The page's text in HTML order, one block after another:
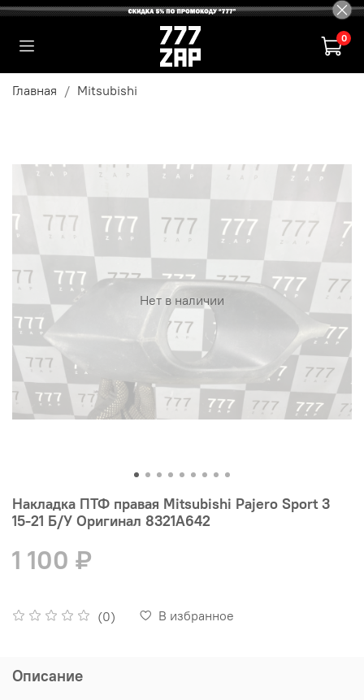
0
Главная Mitsubishi
Нет в наличии
Накладка ПТФ правая Mitsubishi Pajero Sport 3
15-21 Б/У Оригинал 8321A642
(0) В избранное
1 100 ₽
Описание